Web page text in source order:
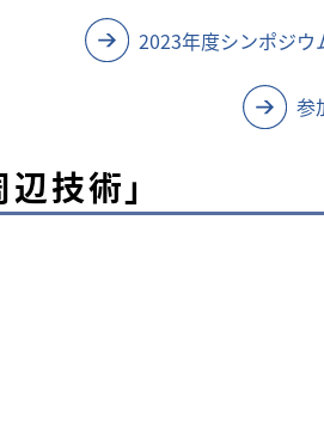
2023年度シンポジウ
参
技術」